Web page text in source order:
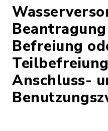
Befreiung
Anschluss-